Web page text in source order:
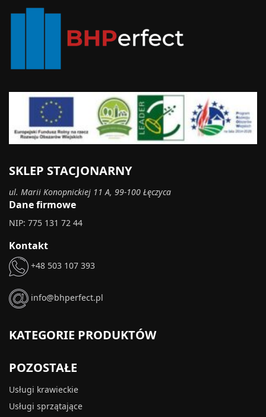
SKLEP STACJONARNY
ul. Marii Konopnickiej 11 A, 99-100 Łęczyca
Dane firmowe
NIP: 775 131 72 44
Kontakt
+48 503 107 393
info@bhperfect.pl
KATEGORIE PRODUKTÓW
POZOSTAŁE
Usługi krawieckie
Usługi sprzątające